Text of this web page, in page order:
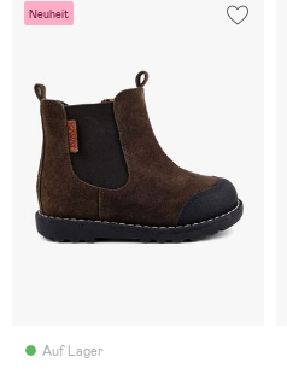
Neuheit
Auf Lager